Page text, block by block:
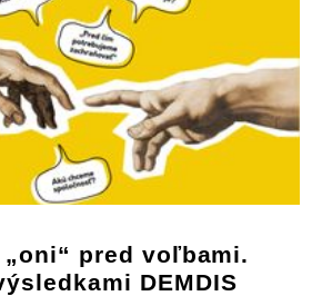
„oni“ pred voľbami.
DEMDIS